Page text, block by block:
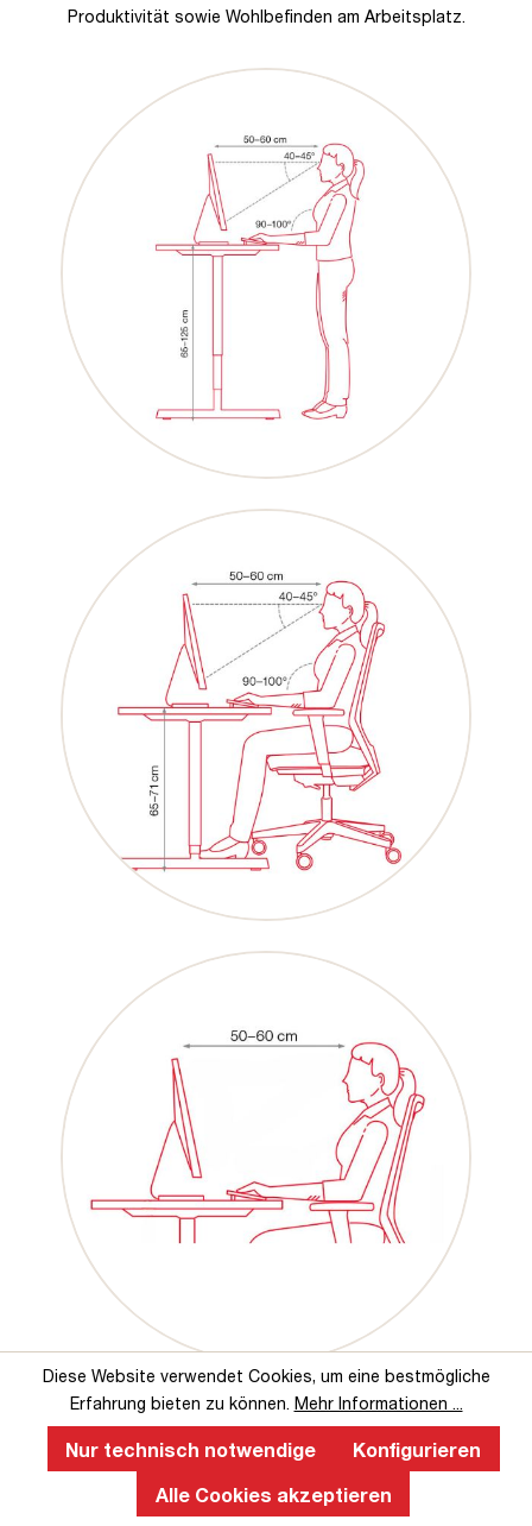
Produktivität sowie Wohlbefinden am Arbeitsplatz.
Das sagen unsere Kunden über uns
Diese Website verwendet Cookies, um eine bestmögliche
Erfahrung bieten zu können. Mehr Informationen ...
Nur technisch notwendige
Konfigurieren
Alle Cookies akzeptieren